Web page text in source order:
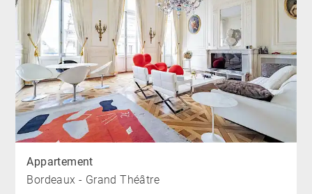
Appartement
Bordeaux - Grand Théâtre